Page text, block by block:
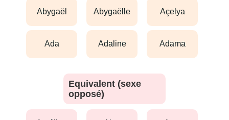
abygaël abygaëlle açelya
ada adaline adama
Equivalent (sexe
opposé)